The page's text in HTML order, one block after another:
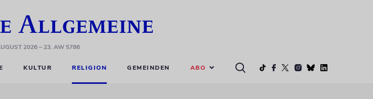
2026– 23. AW 5786
KULTUR RELIGION GEMEINDEN ABO